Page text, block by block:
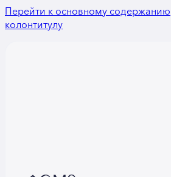
Перейти к основному содержанию
колонтитулу